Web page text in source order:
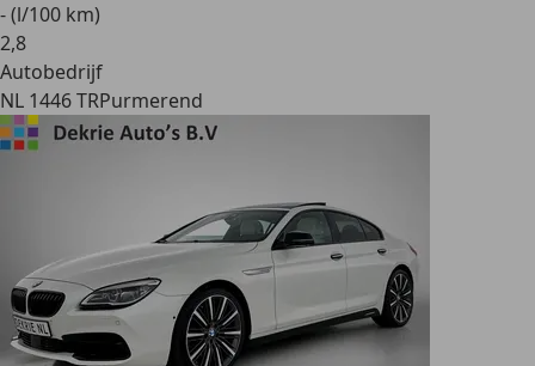
- (l/100 km)
2,8
Autobedrijf
NL 1446 TRPurmerend